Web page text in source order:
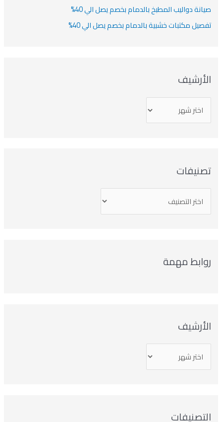
صيانة دواليب المطبخ بالدمام بخصم يصل الي 40%
تفصيل مكتبات خشبية بالدمام بخصم يصل الي 40%
الأرشيف
تصنيفات
روابط مهمة
الأرشيف
التصنيفات